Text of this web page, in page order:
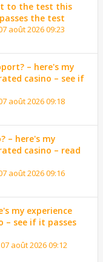
to the test this
the test
août 2026 09:23
– here's my
casino – see if
août 2026 09:18
– here's my
casino – read
août 2026 09:16
my experience
– see if it passes
07 août 2026 09:12